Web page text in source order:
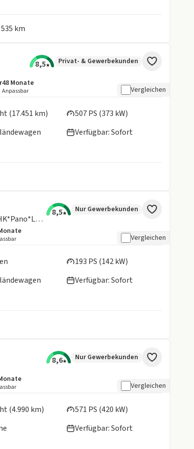
km
8,5 Privat- & Gewerbekunden
Laufzeit
48 Monate
Anpassbar Vergleichen
(17.451 km)
507 PS (373 kW)
Verfügbar: Sofort
R-Line "Black Style" 2.0 TDI 4MOTION *AHK*Pano*Leder* !! sofort verfügbar !!
8,5 Nur Gewerbekunden
Vergleichen
193 PS (142 kW)
Verfügbar: Sofort
8,6 Nur Gewerbekunden
Vergleichen
(4.990 km)
571 PS (420 kW)
Verfügbar: Sofort